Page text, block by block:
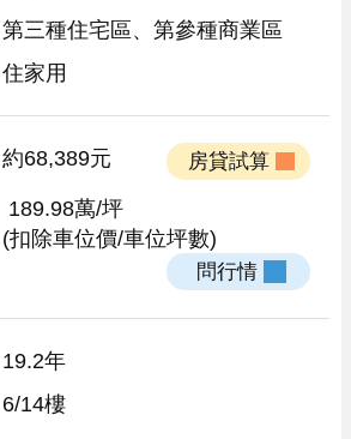
第三種住宅區、第參種商業區
住家用
約68,389元
189.98萬/坪
(扣除車位價/車位坪數)
19.2年
6/14樓